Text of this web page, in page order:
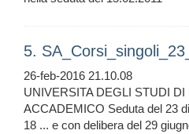
5.
26-feb-2016 21.10.08
UNIVERSITA DEGLI STUDI DI
ACCADEMICO Seduta del 23
18 ... e con delibera del 29